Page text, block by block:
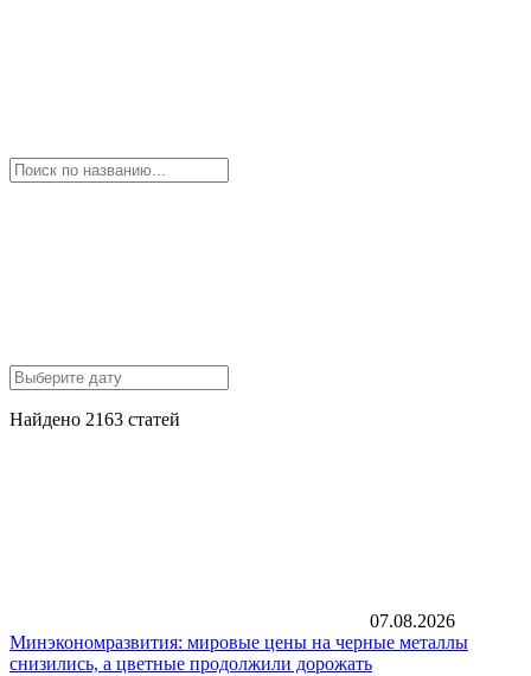
Найдено 2163 статей
07.08.2026
Минэкономразвития: мировые цены на черные металлы
снизились, а цветные продолжили дорожать